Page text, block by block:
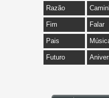
Razão
Fim Falar
Pais
Futuro